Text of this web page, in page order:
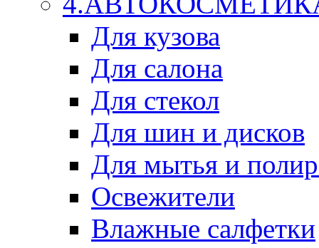
Для кузова
Для салона
Для стекол
Для шин и дисков
Для мытья и
Освежители
Влажные салфетки